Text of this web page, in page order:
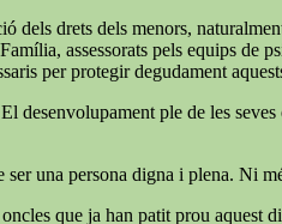
dels drets dels menors,
assessorats pels equips
per protegir degudament
ple de les
una persona digna i plena. Ni
que ja han patit prou